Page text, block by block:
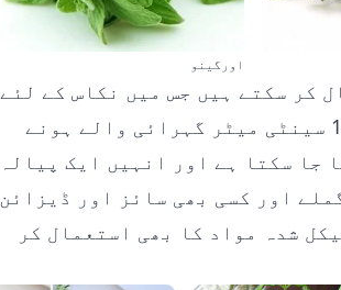
اورگینو
کر سکتے ہیں جس میں نکاس کے لئے
سوراخ کیے گئے ہوں۔ برتن چوڑے اور کم از کم 15 سینٹی میٹر گہرائی والے ہونے
جا سکتا ہے اور انہیں ایک پیالہ
اور کسی بھی سائز اور ڈیزائن
شدہ مواد کا بھی استعمال کر